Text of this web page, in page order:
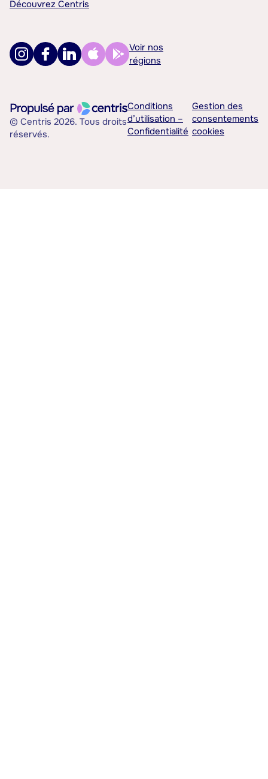
Découvrez Centris
Voir nos
régions
© Centris 2026. Tous droits
réservés.
Conditions
d’utilisation –
Confidentialité
Gestion des
consentements
cookies